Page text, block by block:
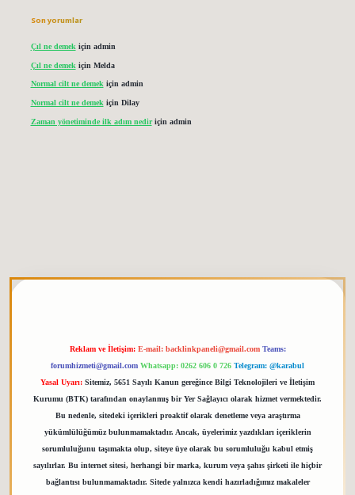
Son yorumlar
Çıl ne demek için admin
Çıl ne demek için Melda
Normal cilt ne demekiçin admin
Normal cilt ne demek için Dilay
Zaman yönetiminde ilk adım nediriçin admin
Reklam ve İletişim: E-mail: backlinkpaneli@gmail.com Teams:
forumhizmeti@gmail.com Whatsapp: 0262 606 0 726 Telegram: @karabul
Yasal Uyarı: Sitemiz, 5651 Sayılı Kanun gereğince Bilgi Teknolojileri ve İletişim
Kurumu (BTK) tarafından onaylanmış bir Yer Sağlayıcı olarak hizmet vermektedir.
Bu nedenle, sitedeki içerikleri proaktif olarak denetleme veya araştırma
yükümlülüğümüz bulunmamaktadır. Ancak, üyelerimiz yazdıkları içeriklerin
sorumluluğunu taşımakta olup, siteye üye olarak bu sorumluluğu kabul etmiş
sayılırlar. Bu internet sitesi, herhangi bir marka, kurum veya şahıs şirketi ile hiçbir
bağlantısı bulunmamaktadır. Sitede yalnızca kendi hazırladığımız makaleler